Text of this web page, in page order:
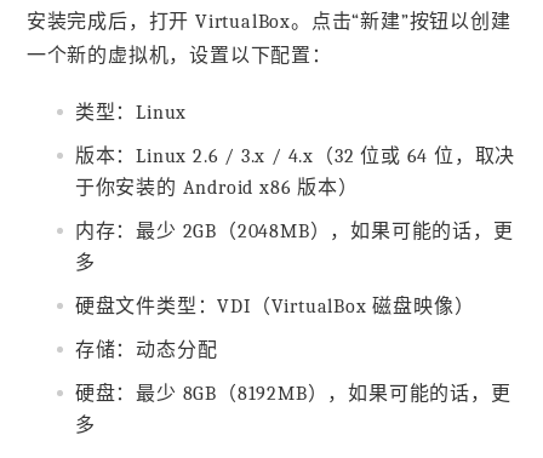
安装完成后，打开 VirtualBox。点击“新建”按钮以创建
一个新的虚拟机，设置以下配置：
类型：Linux
版本：Linux 2.6 / 3.x / 4.x（32 位或 64 位，取决
于你安装的 Android x86 版本）
内存：最少 2GB（2048MB），如果可能的话，更
多
硬盘文件类型：VDI（VirtualBox 磁盘映像）
存储：动态分配
硬盘：最少 8GB（8192MB），如果可能的话，更
多